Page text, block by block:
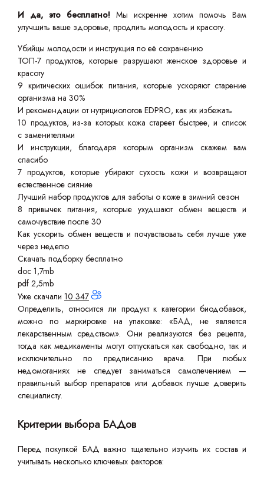
И да, это бесплатно! Мы искренне хотим помочь Вам
улучшить ваше здоровье, продлить молодость и красоту.
Убийцы молодости и инструкция по её сохранению
ТОП-7 продуктов, которые разрушают женское здоровье и
красоту
9 критических ошибок питания, которые ускоряют старение
организма на 30%
И рекомендации от нутрициологов EDPRO, как их избежать
10 продуктов, из-за которых кожа стареет быстрее, и список
с заменителями
И инструкции, благодаря которым организм скажем вам
спасибо
7 продуктов, которые убирают сухость кожи и возвращают
естественное сияние
Лучший набор продуктов для заботы о коже в зимний сезон
8 привычек питания, которые ухудшают обмен веществ и
самочувствие после 30
Как ускорить обмен веществ и почувствовать себя лучше уже
через неделю
Скачать подборку бесплатно
doc 1,7mb
pdf 2,5mb
Уже скачали 10 347
Определить, относится ли продукт к категории биодобавок,
можно по маркировке на упаковке: «БАД, не является
лекарственным средством». Они реализуются без рецепта,
тогда как медикаменты могут отпускаться как свободно, так и
исключительно по предписанию врача. При любых
недомоганиях не следует заниматься самолечением —
правильный выбор препаратов или добавок лучше доверить
специалисту.
Критерии выбора БАДов
Перед покупкой БАД важно тщательно изучить их состав и
учитывать несколько ключевых факторов: